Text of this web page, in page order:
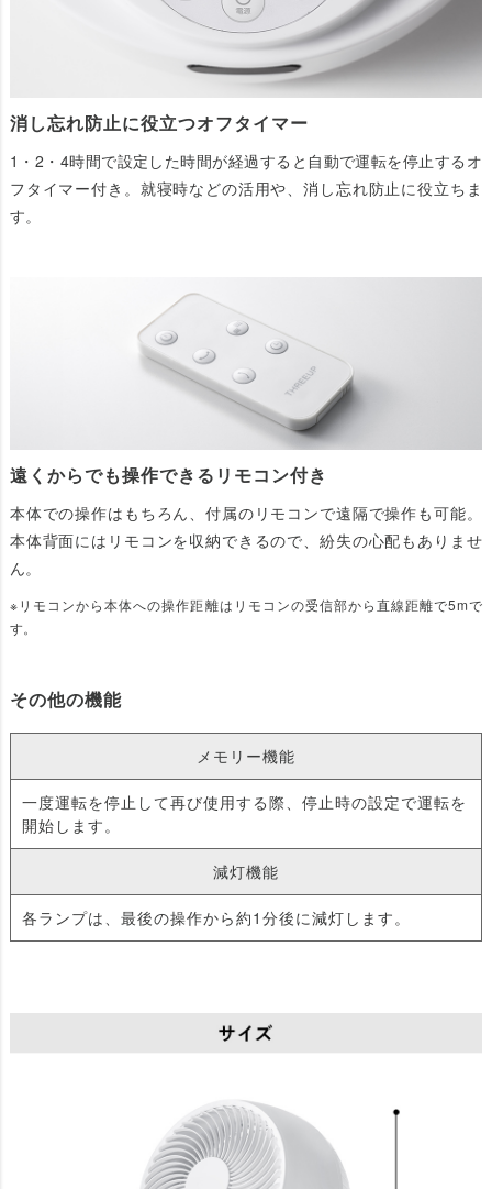
消し忘れ防止に役立つオフタイマー
1・2・4時間で設定した時間が経過すると自動で運転を停止するオ
フタイマー付き。就寝時などの活用や、消し忘れ防止に役立ちま
す。
遠くからでも操作できるリモコン付き
本体での操作はもちろん、付属のリモコンで遠隔で操作も可能。
本体背面にはリモコンを収納できるので、紛失の心配もありませ
ん。
※リモコンから本体への操作距離はリモコンの受信部から直線距離で5mで
す。
その他の機能
メモリー機能
一度運転を停止して再び使用する際、停止時の設定で運転を
開始します。
減灯機能
各ランプは、最後の操作から約1分後に減灯します。